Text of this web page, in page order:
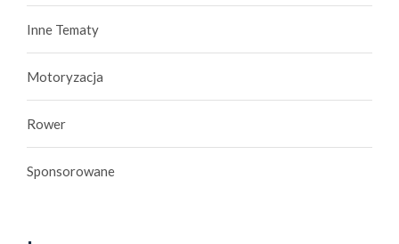
Inne Tematy
Motoryzacja
Rower
Sponsorowane